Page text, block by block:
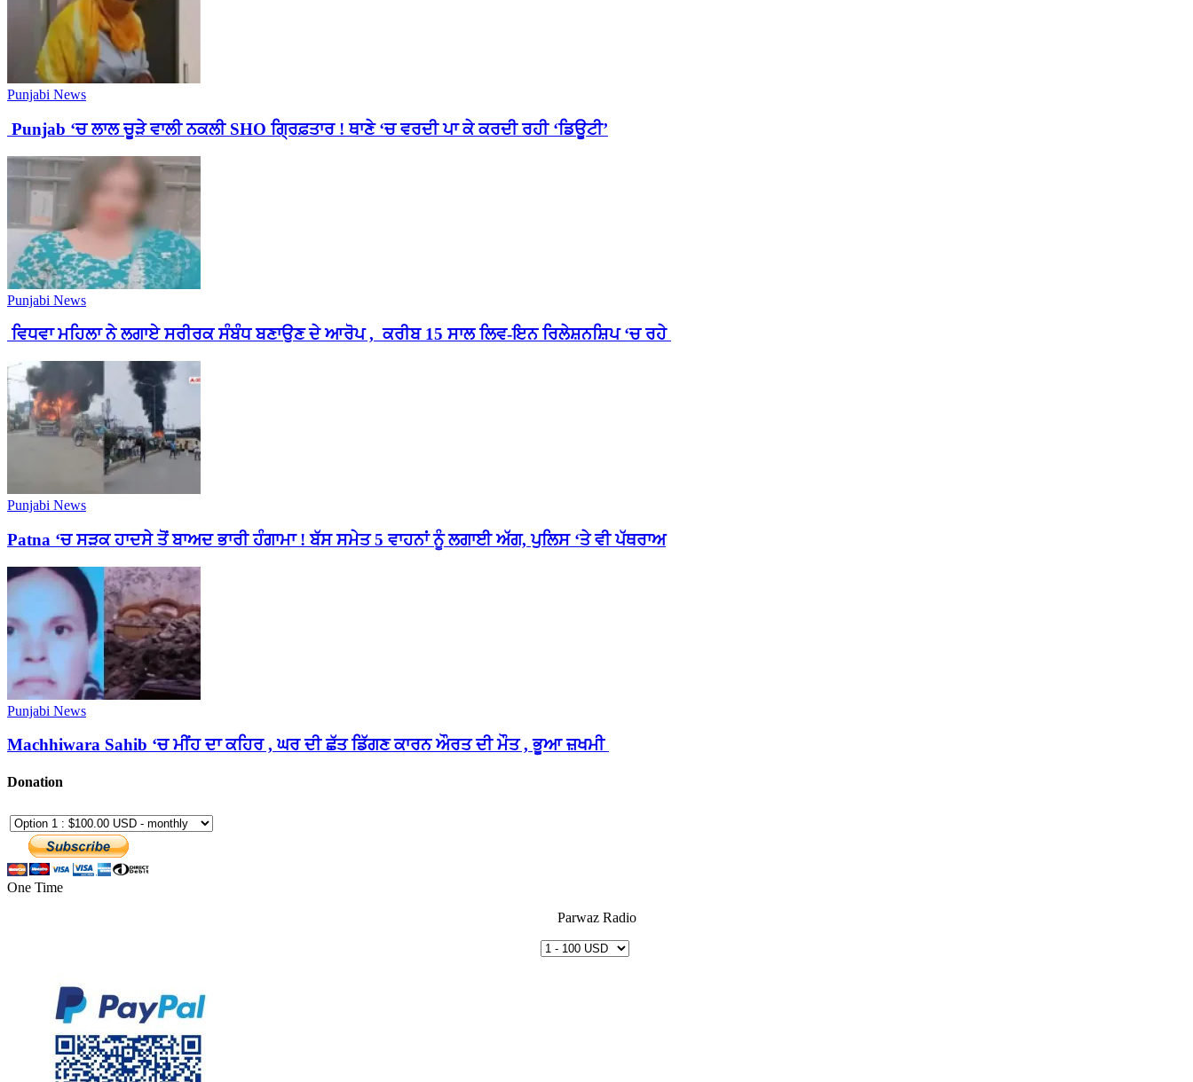
Punjabi News
Punjab ‘ਚ ਲਾਲ ਚੂੜੇ ਵਾਲੀ ਨਕਲੀ SHO ਗ੍ਰਿਫ਼ਤਾਰ ! ਥਾਣੇ ‘ਚ ਵਰਦੀ ਪਾ ਕੇ ਕਰਦੀ ਰਹੀ ‘ਡਿਊਟੀ’
Punjabi News
ਵਿਧਵਾ ਮਹਿਲਾ ਨੇ ਲਗਾਏ ਸਰੀਰਕ ਸੰਬੰਧ ਬਣਾਉਣ ਦੇ ਆਰੋਪ , ਕਰੀਬ 15 ਸਾਲ ਲਿਵ-ਇਨ ਰਿਲੇਸ਼ਨਸ਼ਿਪ ‘ਚ ਰਹੇ
Punjabi News
Patna ‘ਚ ਸੜਕ ਹਾਦਸੇ ਤੋਂ ਬਾਅਦ ਭਾਰੀ ਹੰਗਾਮਾ ! ਬੱਸ ਸਮੇਤ 5 ਵਾਹਨਾਂ ਨੂੰ ਲਗਾਈ ਅੱਗ, ਪੁਲਿਸ ‘ਤੇ ਵੀ ਪੱਥਰਾਅ
Punjabi News
Machhiwara Sahib ‘ਚ ਮੀਂਹ ਦਾ ਕਹਿਰ , ਘਰ ਦੀ ਛੱਤ ਡਿੱਗਣ ਕਾਰਨ ਔਰਤ ਦੀ ਮੌਤ , ਭੂਆ ਜ਼ਖਮੀ
Donation
One Time
Parwaz Radio